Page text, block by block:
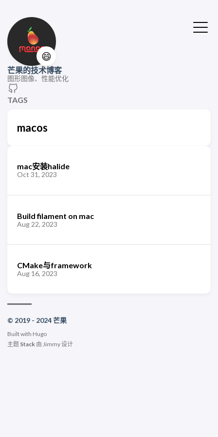
😄
芒果的技术博客
图形图像、性能优化
TAGS
macos
mac安装halide
Oct 31, 2023
Build filament on mac
Aug 22, 2023
CMake与framework
Aug 16, 2023
© 2019 - 2024 芒果
Built with Hugo
主题 Stack 由 Jimmy设计